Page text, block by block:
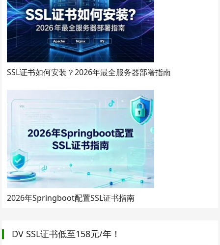
SSL证书如何安装？2026年最全服务器部署指南
2026年Springboot配置SSL证书指南
DV SSL证书低至158元/年！